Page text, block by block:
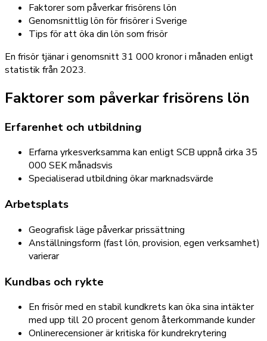
Faktorer som påverkar frisörens lön
Genomsnittlig lön för frisörer i Sverige
Tips för att öka din lön som frisör
En frisör tjänar i genomsnitt 31 000 kronor i månaden enligt
statistik från 2023.
Faktorer som påverkar frisörens lön
Erfarenhet och utbildning
Erfarna yrkesverksamma kan enligt SCB uppnå cirka 35
000 SEK månadsvis
Specialiserad utbildning ökar marknadsvärde
Arbetsplats
Geografisk läge påverkar prissättning
Anställningsform (fast lön, provision, egen verksamhet)
varierar
Kundbas och rykte
En frisör med en stabil kundkrets kan öka sina intäkter
med upp till 20 procent genom återkommande kunder
Onlinerecensioner är kritiska för kundrekrytering